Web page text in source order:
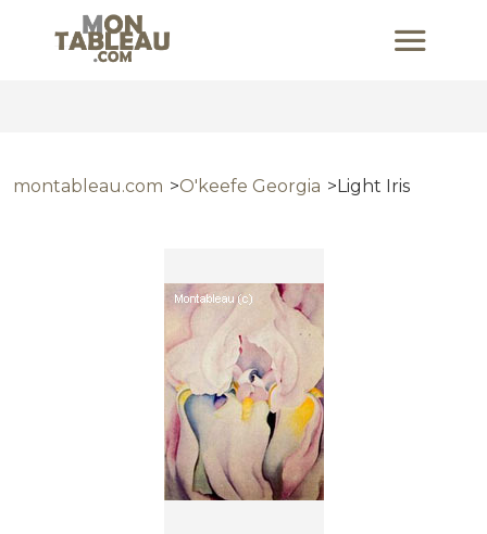
montableau.com O'keefe Georgia Light Iris